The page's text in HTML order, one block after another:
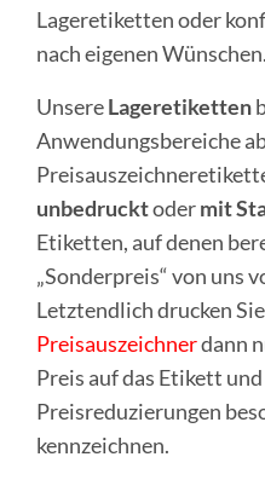
Lageretiketten oder
nach eigenen Wünschen.
UnsereLageretiketten
Anwendungsbereiche
unbedrucktodermit
Etiketten, auf denen
„Sonderpreis“ von uns
Letztendlich drucken
Preisauszeichnerdann
Preis auf das Etikett
Preisreduzierungen
kennzeichnen.